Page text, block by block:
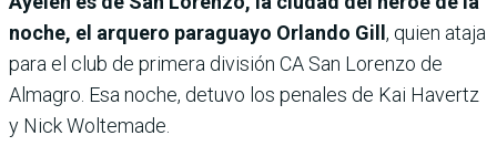
noche, el arquero paraguayo Orlando Gill , quien ataja
para el club de primera división CA San Lorenzo de
Almagro. Esa noche, detuvo los penales de Kai Havertz
y Nick Woltemade.